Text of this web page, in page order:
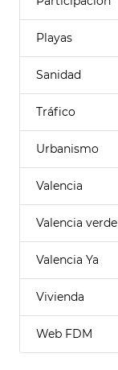
Playas
Sanidad
Tráfico
Urbanismo
Valencia
Valencia verde
Valencia Ya
Vivienda
Web FDM